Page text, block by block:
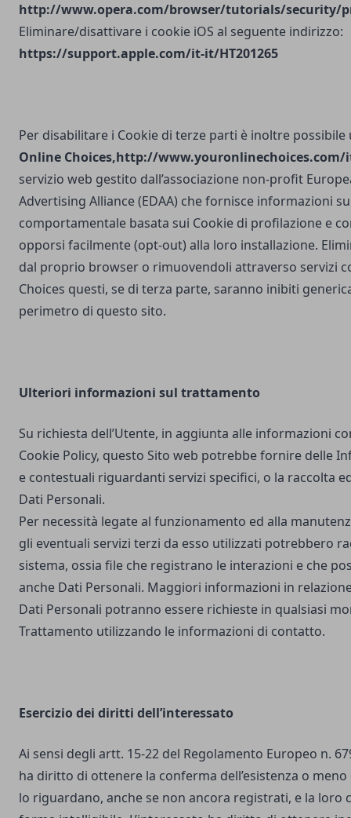
http://www.opera.com/browser/tutorials/security/
Eliminare/disattivare i cookie iOS al seguente indirizzo:
https://support.apple.com/it-it/HT201265
Per disabilitare i Cookie di terze parti è inoltre
Online Choices,http://www.youronlinechoices.com/
servizio web gestito dall’associazione non-profit
Advertising Alliance (EDAA) che fornisce informazioni
comportamentale basata sui Cookie di profilazione e
opporsi facilmente (opt-out) alla loro installazione.
dal proprio browser o rimuovendoli attraverso servizi
Choices questi, se di terza parte, saranno inibiti
perimetro di questo sito.
Ulteriori informazioni sul trattamento
Su richiesta dell’Utente, in aggiunta alle informazioni
Cookie Policy, questo Sito web potrebbe fornire delle
e contestuali riguardanti servizi specifici, o la raccolta
Dati Personali.
Per necessità legate al funzionamento ed alla
gli eventuali servizi terzi da esso utilizzati potrebbero
sistema, ossia file che registrano le interazioni e che
anche Dati Personali. Maggiori informazioni in
Dati Personali potranno essere richieste in qualsiasi
Trattamento utilizzando le informazioni di contatto.
Esercizio dei diritti dell’interessato
Ai sensi degli artt. 15-22 del Regolamento Europeo n.
ha diritto di ottenere la conferma dell’esistenza o
lo riguardano, anche se non ancora registrati, e la loro